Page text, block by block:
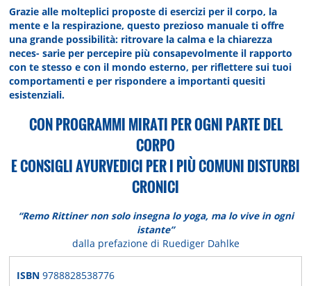
Grazie alle molteplici proposte di esercizi per il corpo, la
mente e la respirazione, questo prezioso manuale ti offre
una grande possibilità: ritrovare la calma e la chiarezza
neces- sarie per percepire più consapevolmente il rapporto
con te stesso e con il mondo esterno, per riflettere sui tuoi
comportamenti e per rispondere a importanti quesiti
esistenziali.
CON PROGRAMMI MIRATI PER OGNI PARTE DEL
CORPO
E CONSIGLI AYURVEDICI PER I PIÙ COMUNI DISTURBI
CRONICI
“Remo Rittiner non solo insegna lo yoga, ma lo vive in ogni
istante”
dalla prefazione di Ruediger Dahlke
ISBN9788828538776